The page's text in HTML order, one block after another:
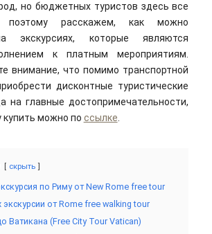
но бюджетных туристов здесь все
поэтому расскажем, как можно
экскурсиях, которые являются
к платным мероприятиям.
внимание, что помимо транспортной
дисконтные туристические
на главные достопримечательности,
купить можно по ссылке.
скрыть
по Риму от New Rome free tour
экскурсии от Rome free walking tour
Ватикана (Free City Tour Vatican)